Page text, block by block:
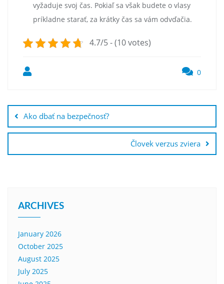
vyžaduje svoj čas. Pokiaľ sa však budete o vlasy
príkladne starať, za krátky čas sa vám odvďačia.
4.7/5 - (10 votes)
0
navigation
Ako dbať na bezpečnosť?
Človek verzus zviera
ARCHIVES
January 2026
October 2025
August 2025
July 2025